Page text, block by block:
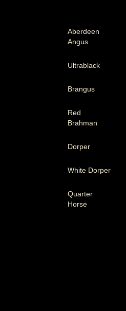
Aberdeen
Angus
Ultrablack
Brangus
Red
Brahman
Dorper
White Dorper
Quarter
Horse